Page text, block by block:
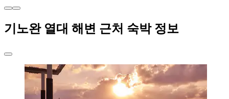
기노완 열대 해변 근처 숙박 정보